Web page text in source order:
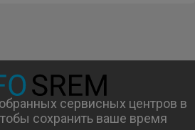
сервисных центров в
сохранить ваше время